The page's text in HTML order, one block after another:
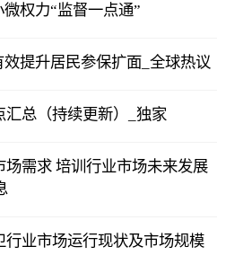
权力“监督一点通”
提升居民参保扩面_全球热议
汇总（持续更新）_独家
场需求 培训行业市场未来发展
行业市场运行现状及市场规模